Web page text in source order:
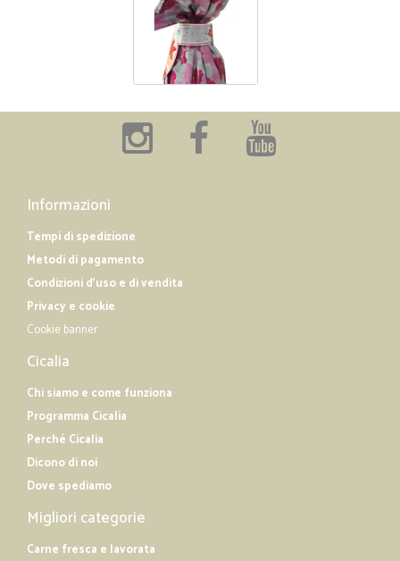
Informazioni
Tempi di spedizione
Metodi di pagamento
Condizioni d'uso e di vendita
Privacy e cookie
Cookie banner
Cicalia
Chi siamo e come funziona
Programma Cicalia
Perché Cicalia
Dicono di noi
Dove spediamo
Migliori categorie
Carne fresca e lavorata